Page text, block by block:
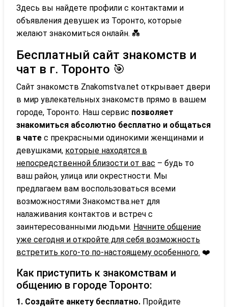
Здесь вы найдете профили с контактами и
объявления девушек из Торонто, которые
желают знакомиться онлайн. 💑
Бесплатный сайт знакомств и
чат в г. Торонто 🎯
Сайт знакомств Znakomstva.net открывает двери
в мир увлекательных знакомств прямо в вашем
городе, Торонто. Наш сервис позволяет
знакомиться абсолютно бесплатно и общаться
в чате с прекрасными одинокими женщинами и
девушками, которые находятся в
непосредственной близости от вас – будь то
ваш район, улица или окрестности. Мы
предлагаем вам воспользоваться всеми
возможностями Знакомства.нет для
налаживания контактов и встреч с
заинтересованными людьми. Начните общение
уже сегодня и откройте для себя возможность
встретить кого-то по-настоящему особенного. ❤️
Как приступить к знакомствам и
общению в городе Торонто:
1. Создайте анкету бесплатно. Пройдите